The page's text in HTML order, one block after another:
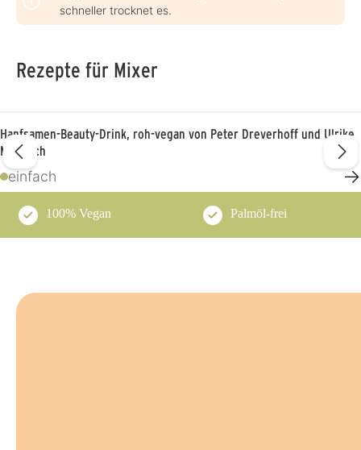
schneller trocknet es.
Rezepte für Mixer
Hanfsamen-Beauty-Drink, roh-vegan von Peter Dreverhoff und Ulrike
Martwich
einfach →
100% Vegan Palmöl-frei